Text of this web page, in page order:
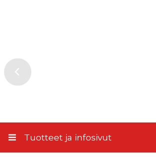
Tuotteet ja infosivut